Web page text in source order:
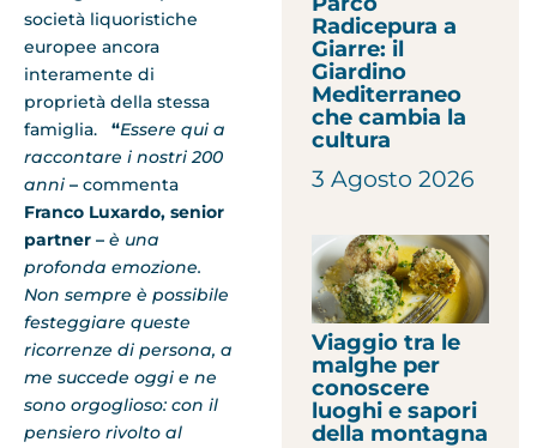
società liquoristiche
europee ancora
interamente di
proprietà della stessa
famiglia. “Essere qui a
raccontare i nostri 200
anni – commenta
Franco Luxardo, senior
partner – è una
profonda emozione.
Non sempre è possibile
festeggiare queste
ricorrenze di persona, a
me succede oggi e ne
sono orgoglioso: con il
pensiero rivolto al
Radicepura a
Giarre: il
Giardino
Mediterraneo
che cambia la
cultura
3 Agosto 2026
Viaggio tra le
malghe per
conoscere
luoghi e sapori
della montagna